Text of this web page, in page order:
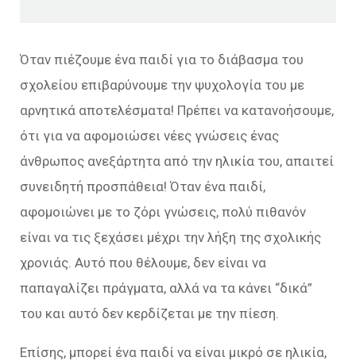
Όταν πιέζουμε ένα παιδί για το διάβασμα του
σχολείου επιβαρύνουμε την ψυχολογία του με
αρνητικά αποτελέσματα! Πρέπει να κατανοήσουμε,
ότι για να αφομοιώσει νέες γνώσεις ένας
άνθρωπος ανεξάρτητα από την ηλικία του, απαιτεί
συνειδητή προσπάθεια! Όταν ένα παιδί,
αφομοιώνει με το ζόρι γνώσεις, πολύ πιθανόν
είναι να τις ξεχάσει μέχρι την λήξη της σχολικής
χρονιάς. Αυτό που θέλουμε, δεν είναι να
παπαγαλίζει πράγματα, αλλά να τα κάνει “δικά”
του και αυτό δεν κερδίζεται με την πίεση.
Επίσης, μπορεί ένα παιδί να είναι μικρό σε ηλικία,